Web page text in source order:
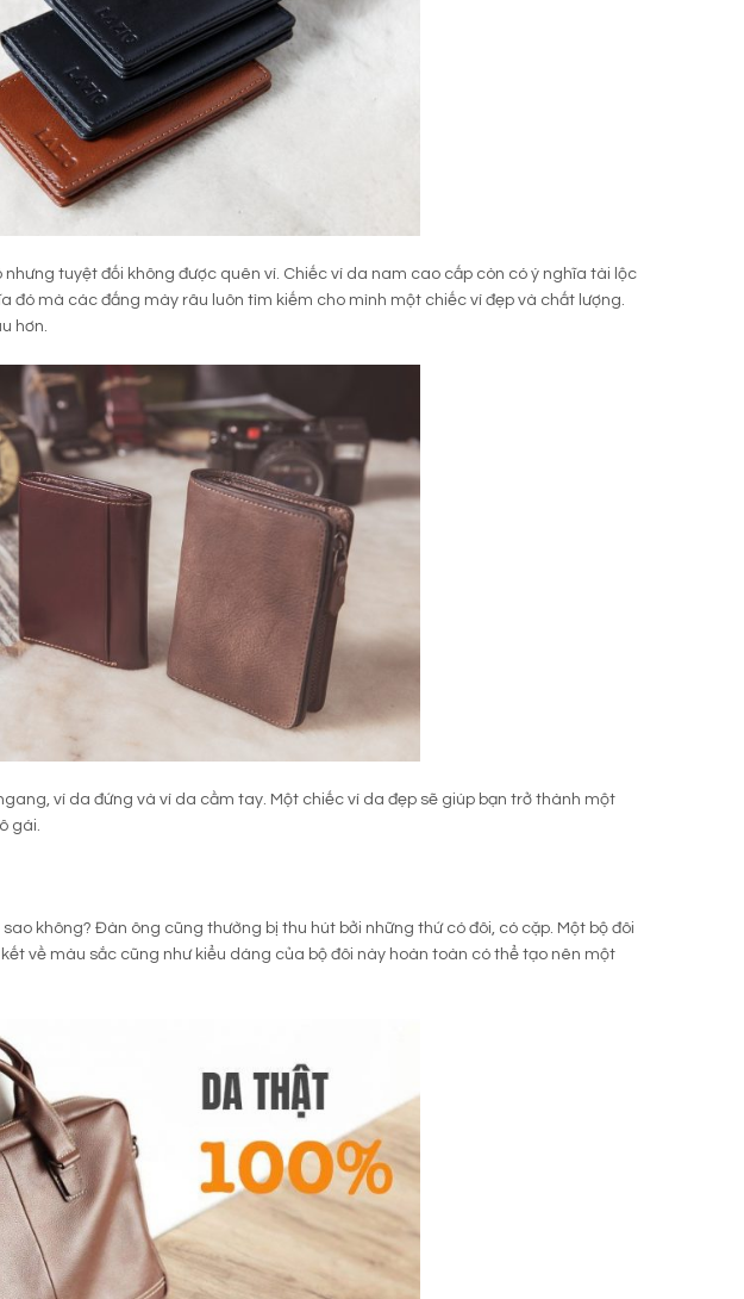
tuyệt đối không được quên ví. Chiếc ví da nam cao cấp còn có ý nghĩa tài lộc
đó mà các đấng mày râu luôn tìm kiếm cho mình một chiếc ví đẹp và chất lượng.
hơn.
ví da đứng và ví da cầm tay. Một chiếc ví da đẹp sẽ giúp bạn trở thành một
gái.
sao không? Đàn ông cũng thường bị thu hút bởi những thứ có đôi, có cặp. Một bộ đôi
về màu sắc cũng như kiểu dáng của bộ đôi này hoàn toàn có thể tạo nên một